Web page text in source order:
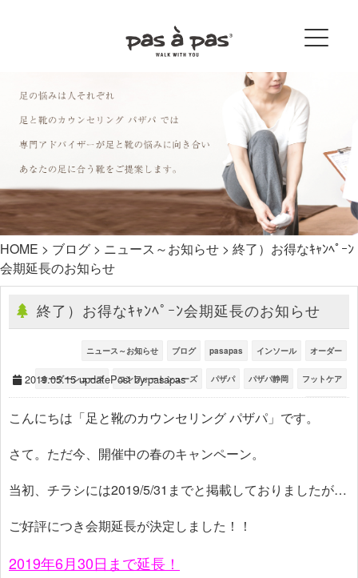
HOME > ブログ > ニュース～お知らせ > 終了）お得なｷｬﾝﾍﾟｰﾝ
会期延長のお知らせ
終了）お得なｷｬﾝﾍﾟｰﾝ会期延長のお知らせ
ニュース～お知らせ ブログ pasapas インソール オーダー
オーダーシューズ コンフォートシューズ パザパ パザパ静岡 フットケア
2019.05.15 updatePost by pasapas
こんにちは「足と靴のカウンセリング パザパ」です。
さて。ただ今、開催中の春のキャンペーン。
当初、チラシには2019/5/31までと掲載しておりましたが…
ご好評につき会期延長が決定しました！！
2019年6月30日まで延長！